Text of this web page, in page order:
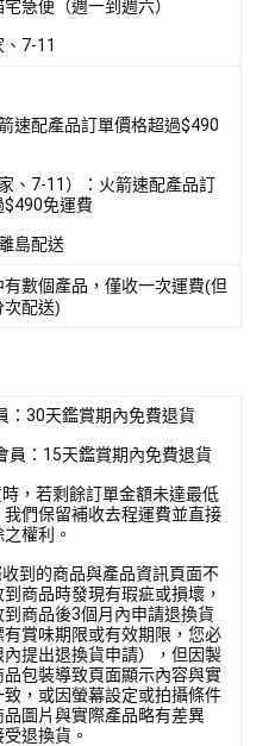
急便（週一到週六）
7-11
速配產品訂單價格超過$490
、7-11）：火箭速配產品訂
$490免運費
島配送
數個產品，僅收一次運費(但
次配送)
：30天鑑賞期內免費退貨
員：15天鑑賞期內免費退貨
，若剩餘訂單金額未達最低
我們保留補收去程運費並直接
權利。
到的商品與產品資訊頁面不
商品時發現有瑕疵或損壞，
商品後3個月內申請退換貨
有賞味期限或有效期限，您必
內提出退換貨申請），但因製
品包裝導致頁面顯示內容與實
致，或因螢幕設定或拍攝條件
品圖片與實際產品略有差異
退換貨。